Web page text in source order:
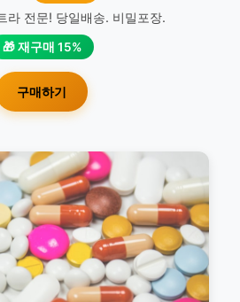
라 전문! 당일배송. 비밀포장.
🎁 재구매 15%
구매하기